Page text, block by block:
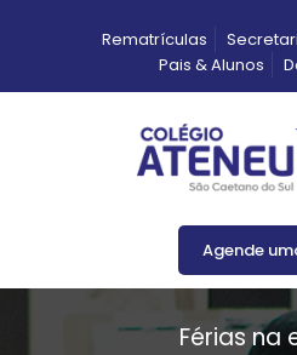
Rematrículas
Pais & Alunos
Agende
Férias na